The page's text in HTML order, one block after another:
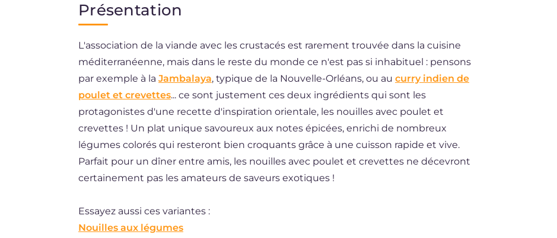
BR
DE
NL
Présentation
L'association de la viande avec les crustacés est rarement trouvée dans la cuisine
méditerranéenne, mais dans le reste du monde ce n'est pas si inhabituel : pensons
par exemple à la Jambalaya, typique de la Nouvelle-Orléans, ou au curry indien de
poulet et crevettes... ce sont justement ces deux ingrédients qui sont les
protagonistes d'une recette d'inspiration orientale, les nouilles avec poulet et
crevettes ! Un plat unique savoureux aux notes épicées, enrichi de nombreux
légumes colorés qui resteront bien croquants grâce à une cuisson rapide et vive.
Parfait pour un dîner entre amis, les nouilles avec poulet et crevettes ne décevront
certainement pas les amateurs de saveurs exotiques !
Essayez aussi ces variantes :
Nouilles aux légumes